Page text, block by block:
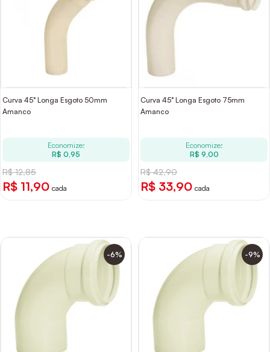
Curva 45° Longa Esgoto 50mm
Amanco
Economize:
R$ 0,95
R$ 12,85
R$ 11,90 cada
Curva 45° Longa Esgoto 75mm
Amanco
Economize:
R$ 9,00
R$ 42,90
R$ 33,90 cada
-6% -9%